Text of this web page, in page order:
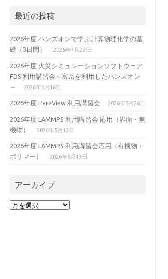
最近の投稿
2026年度 ハンズオンで学ぶ計算物理化学の基
礎（3日間）
2026年7月27日
2026年度 火災シミュレーションソフトウェア
FDS 利用講習会～富岳を利用したハンズオン
～
2026年6月16日
2026年度 ParaView 利用講習会 2026年5月26日
2026年度 LAMMPS 利用講習会 応用（界面・無
機物）
2026年5月13日
2026年度 LAMMPS 利用講習会応用（有機物・
ポリマー）
2026年5月13日
アーカイブ
ア